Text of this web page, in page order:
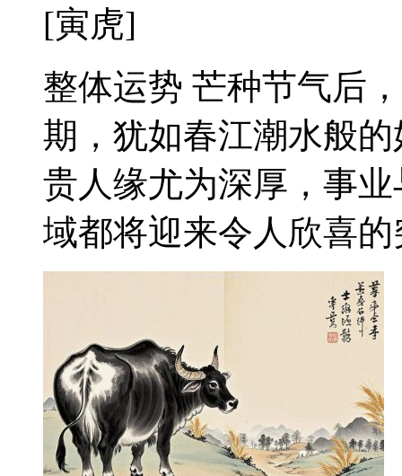
[寅虎]
整体运势 芒种节气后
期，犹如春江潮水般
贵人缘尤为深厚，事
域都将迎来令人欣喜